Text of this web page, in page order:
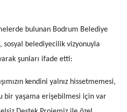
bulunan Bodrum Belediye
sosyal belediyecilik vizyonuyla
şunları ifade etti:
kendini yalnız hissetmemesi,
bir yaşama erişebilmesi için var